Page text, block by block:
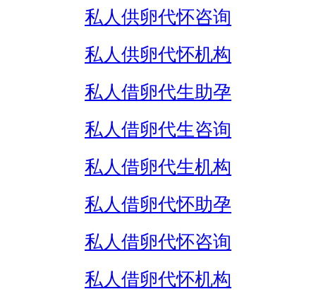
私人供卵代怀咨询
私人供卵代怀机构
私人借卵代生助孕
私人借卵代生咨询
私人借卵代生机构
私人借卵代怀助孕
私人借卵代怀咨询
私人借卵代怀机构